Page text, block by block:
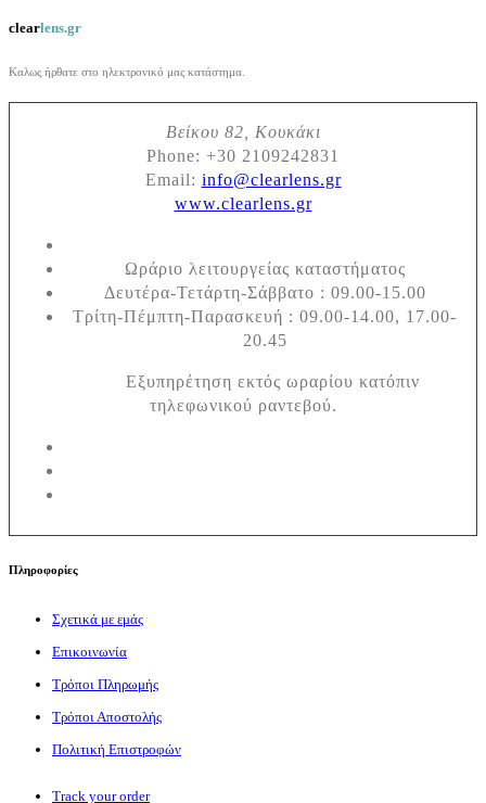
clearlens.gr
Καλως ήρθατε στο ηλεκτρονικό μας κατάστημα.
Βείκου 82, Κουκάκι
Phone: +30 2109242831
Email: info@clearlens.gr
www.clearlens.gr
Ωράριο λειτουργείας καταστήματος
Δευτέρα-Τετάρτη-Σάββατο : 09.00-15.00
Τρίτη-Πέμπτη-Παρασκευή : 09.00-14.00, 17.00-
20.45
Εξυπηρέτηση εκτός ωραρίου κατόπιν
τηλεφωνικού ραντεβού.
Πληροφορίες
Σχετικά με εμάς
Επικοινωνία
Τρόποι Πληρωμής
Τρόποι Αποστολής
Πολιτική Επιστροφών
Track your order